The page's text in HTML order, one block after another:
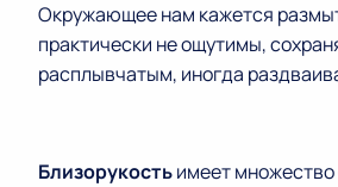
Окружающее нам кажется
практически не ощутимы,
расплывчатым, иногда
Близорукостьимеет